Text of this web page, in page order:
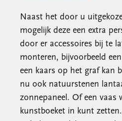
Naast het door u
mogelijk deze een extra
door er accessoires bij te
monteren, bijvoorbeeld
een kaars op het graf kan
nu ook natuurstenen
zonnepaneel. Of een vaas
kunstboeket in kunt